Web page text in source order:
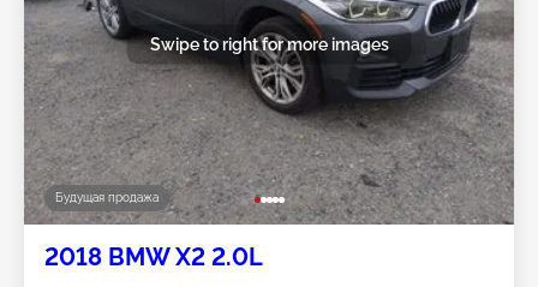
Будущая продажа
Swipe to right for more images
2018 BMW X2 2.0L